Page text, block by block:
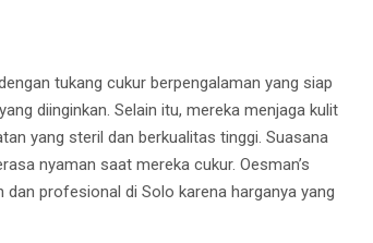
tukang cukur berpengalaman yang siap
diinginkan. Selain itu, mereka menjaga kulit
yang steril dan berkualitas tinggi. Suasana
nyaman saat mereka cukur. Oesman’s
profesional di Solo karena harganya yang